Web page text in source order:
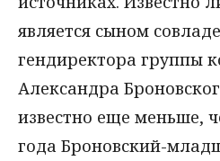
является сыном
гендиректора группы
Александра
известно еще меньше,
года Броновский-